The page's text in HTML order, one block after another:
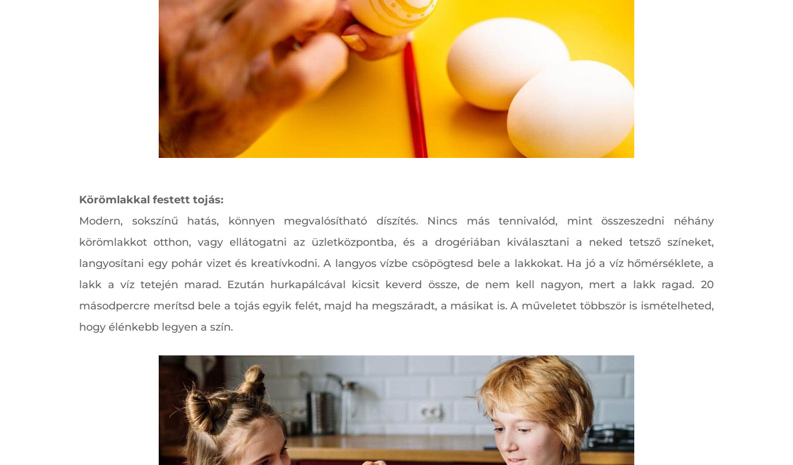
Körömlakkal festett tojás:
Modern, sokszínű hatás, könnyen megvalósítható díszítés. Nincs más tennivalód, mint összeszedni néhány
körömlakkot otthon, vagy ellátogatni az üzletközpontba, és a drogériában kiválasztani a neked tetsző színeket,
langyosítani egy pohár vizet és kreatívkodni. A langyos vízbe csöpögtesd bele a lakkokat. Ha jó a víz hőmérséklete, a
lakk a víz tetején marad. Ezután hurkapálcával kicsit keverd össze, de nem kell nagyon, mert a lakk ragad. 20
másodpercre merítsd bele a tojás egyik felét, majd ha megszáradt, a másikat is. A műveletet többször is ismételheted,
hogy élénkebb legyen a szín.